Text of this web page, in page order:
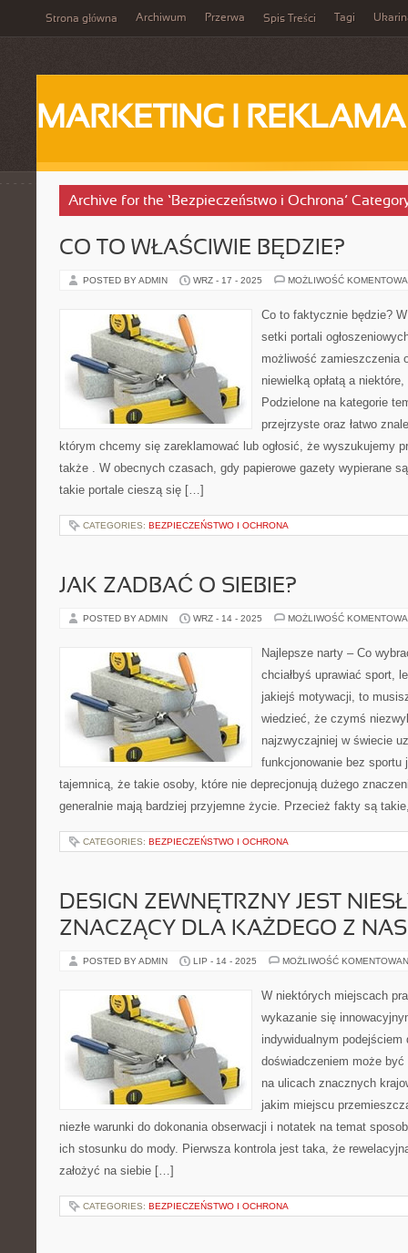
Strona główna Archiwum Przerwa Spis Treści Tagi
MARKETING I REKLAMA
Archive for the ‘Bezpieczeństwo i Ochrona’
CO TO WŁAŚCIWIE BĘDZIE?
POSTED BY ADMIN WRZ - 17 - 2025 MOŻLIWOŚĆ
Co to faktycznie będzie?
setki portali
możliwość zamieszczenia
niewielką opłatą a
Podzielone na kategorie
przejrzyste oraz łatwo
którym chcemy się zareklamować lub ogłosić, że wyszukujemy
także . W obecnych czasach, gdy papierowe gazety wypierane
takie portale cieszą się […]
CATEGORIES: BEZPIECZEŃSTWO I OCHRONA
JAK ZADBAĆ O SIEBIE?
POSTED BY ADMIN WRZ - 14 - 2025 MOŻLIWOŚĆ
Najlepsze narty – Co
chciałbyś uprawiać sport,
jakiejś motywacji, to
wiedzieć, że czymś
najzwyczajniej w świecie
funkcjonowanie bez
tajemnicą, że takie osoby, które nie deprecjonują dużego
generalnie mają bardziej przyjemne życie. Przecież fakty są
CATEGORIES: BEZPIECZEŃSTWO I OCHRONA
DESIGN ZEWNĘTRZNY JEST
ZNACZĄCY DLA KAŻDEGO Z NAS
POSTED BY ADMIN LIP - 14 - 2025 MOŻLIWOŚĆ
W niektórych miejscach
wykazanie się
indywidualnym
doświadczeniem może być
na ulicach znacznych
jakim miejscu
niezłe warunki do dokonania obserwacji i notatek na temat
ich stosunku do mody. Pierwsza kontrola jest taka, że
założyć na siebie […]
CATEGORIES: BEZPIECZEŃSTWO I OCHRONA